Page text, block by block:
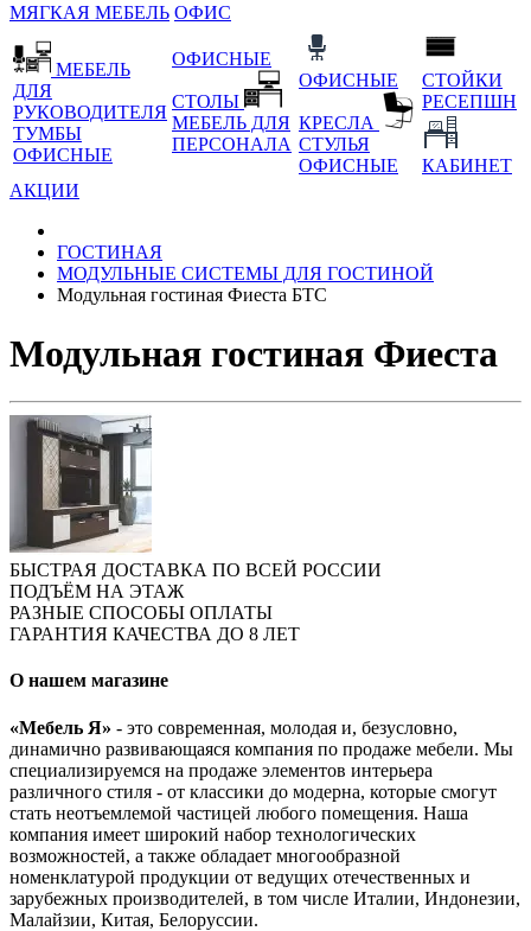
МЯГКАЯ МЕБЕЛЬ ОФИС
МЕБЕЛЬ
ДЛЯ
РУКОВОДИТЕЛЯ
ТУМБЫ
ОФИСНЫЕ
ОФИСНЫЕ
СТОЛЫ
МЕБЕЛЬ ДЛЯ
ПЕРСОНАЛА
ОФИСНЫЕ
КРЕСЛА
СТУЛЬЯ
ОФИСНЫЕ
СТОЙКИ
РЕСЕПШН
КАБИНЕТ
АКЦИИ
ГОСТИНАЯ
МОДУЛЬНЫЕ СИСТЕМЫ ДЛЯ ГОСТИНОЙ
Модульная гостиная Фиеста БТС
Модульная гостиная Фиеста
БЫСТРАЯ ДОСТАВКА ПО ВСЕЙ РОССИИ
ПОДЪЁМ НА ЭТАЖ
РАЗНЫЕ СПОСОБЫ ОПЛАТЫ
ГАРАНТИЯ КАЧЕСТВА ДО 8 ЛЕТ
О нашем магазине
«Мебель Я» - это современная, молодая и, безусловно,
динамично развивающаяся компания по продаже мебели. Мы
специализируемся на продаже элементов интерьера
различного стиля - от классики до модерна, которые смогут
стать неотъемлемой частицей любого помещения. Наша
компания имеет широкий набор технологических
возможностей, а также обладает многообразной
номенклатурой продукции от ведущих отечественных и
зарубежных производителей, в том числе Италии, Индонезии,
Малайзии, Китая, Белоруссии.